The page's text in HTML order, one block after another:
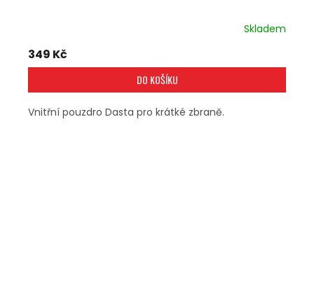
Skladem
349 Kč
DO KOŠÍKU
Vnitřní pouzdro Dasta pro krátké zbraně.